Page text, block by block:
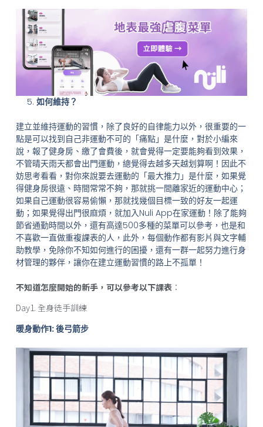
如何維持？
建立並維持運動的習慣，除了良好的自律能力以外，很重要的一
點是可以找到自己非運動不可的「痛點」是什麼，對於小編來
說，報了健身房、繳了會費後，就會覺得一定要能夠看到效果，
不管晴天雨天都會出門運動，總覺得去越多天越划算啊！因此不
妨思考看看，對你來說要去運動的「最大推力」是什麼，如果覺
得健身房很遠、時間常常不夠，那就挑一間離家近的運動中心；
如果自己運動很容易偷懶，那就找幾個目標一致的好友一起運
動；如果覺得出門很麻煩，就加入Nuli App在家運動！除了能夠
節省通勤時間以外，還有高達500多種的菜單可以參考，也是和
不喜歡一直做重複課表的人，此外，每個動作都有影片與文字輔
助教學，免除你不知如何進行的困擾，還有一群一起努力進行身
材管理的夥伴，讓你在建立運動習慣的路上不孤單！
不知道怎麼開始的新手，可以參考以下課表：
Day1. 全身徒手訓練
暖身動作1: 後弓箭步